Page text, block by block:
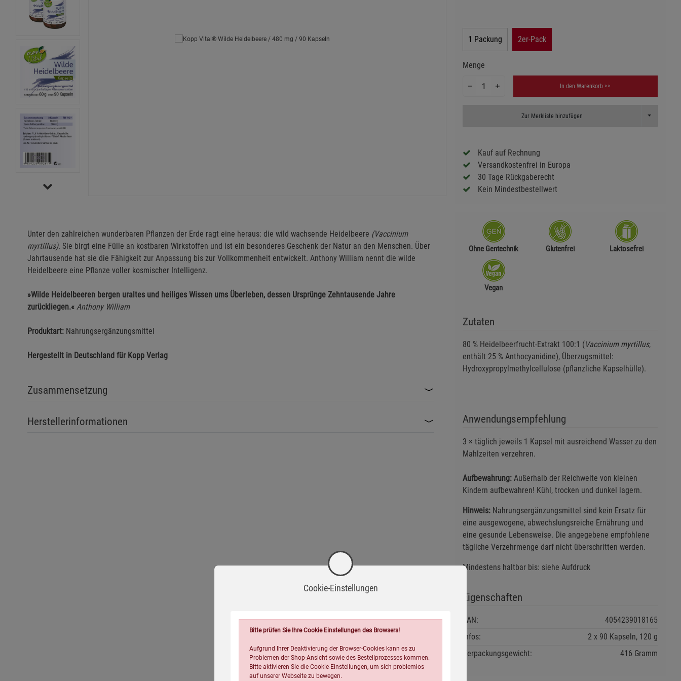
1 Packung 2er-Pack
Menge
In den Warenkorb >>
Zur Merkliste hinzufügen Toggle
Kauf auf Rechnung
Versandkostenfrei in Europa
30 Tage Rückgaberecht
Kein Mindestbestellwert
Unter den zahlreichen wunderbaren Pflanzen der Erde ragt eine heraus: die wild wachsende Heidelbeere (Vaccinium
myrtillus). Sie birgt eine Fülle an kostbaren Wirkstoffen und ist ein besonderes Geschenk der Natur an den Menschen. Über
Jahrtausende hat sie die Fähigkeit zur Anpassung bis zur Vollkommenheit entwickelt. Anthony William nennt die wilde
Heidelbeere eine Pflanze voller kosmischer Intelligenz.
»Wilde Heidelbeeren bergen uraltes und heiliges Wissen ums Überleben, dessen Ursprünge Zehntausende Jahre
zurückliegen.« Anthony William
Produktart: Nahrungsergänzungsmittel
Hergestellt in Deutschland für Kopp Verlag
Zusammensetzung
Herstellerinformationen
Ohne Gentechnik Glutenfrei Laktosefrei
Vegan
Zutaten
80 % Heidelbeerfrucht-Extrakt 100:1 (Vaccinium myrtillus,
enthält 25 % Anthocyanidine), Überzugsmittel:
Hydroxypropylmethylcellulose (pflanzliche Kapselhülle).
Anwendungsempfehlung
3 × täglich jeweils 1 Kapsel mit ausreichend Wasser zu den
Mahlzeiten verzehren.
Aufbewahrung: Außerhalb der Reichweite von kleinen
Kindern aufbewahren! Kühl, trocken und dunkel lagern.
Hinweis: Nahrungsergänzungsmittel sind kein Ersatz für
eine ausgewogene, abwechslungsreiche Ernährung und
eine gesunde Lebensweise. Die angegebene empfohlene
tägliche Verzehrmenge darf nicht überschritten werden.
Mindestens haltbar bis: siehe Aufdruck
Eigenschaften
EAN:
4054239018165
Infos:
2 x 90 Kapseln, 120 g
Verpackungsgewicht:
416 Gramm
Cookie-Einstellungen
Bitte prüfen Sie Ihre Cookie Einstellungen des Browsers!
Aufgrund Ihrer Deaktivierung der Browser-Cookies kann es zu
Problemen der Shop-Ansicht sowie des Bestellprozesses kommen.
Bitte aktivieren Sie die Cookie-Einstellungen, um sich problemlos
auf unserer Webseite zu bewegen.